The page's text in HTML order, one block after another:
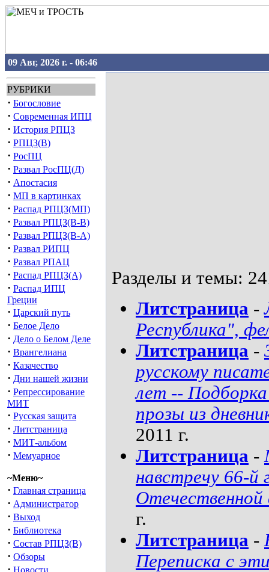
09 Авг, 2026 г. - 06:46
РУБРИКИ
· Богословие
· Современная ИПЦ
· История РПЦЗ
· РПЦЗ(В)
· РосПЦ
· Развал РосПЦ(Д)
· Апостасия
· МП в картинках
· Распад РПЦЗ(МП)
· Развал РПЦЗ(В-В)
· Развал РПЦЗ(В-А)
· Развал РИПЦ
· Развал РПАЦ
· Распад РПЦЗ(А)
· Распад ИПЦ
Греции
· Царский путь
· Белое Дело
· Дело о Белом Деле
· Врангелиана
· Казачество
· Дни нашей жизни
· Репрессирование
МИТ
· Русская защита
· Литстраница
· МИТ-альбом
· Мемуарное
~Меню~
· Главная страница
· Администратор
· Выход
· Библиотека
· Состав РПЦЗ(В)
· Обзоры
· Новости
Разделы и темы:
Литстраница -
Республика",
Литстраница -
русскому
лет --
прозы из
2011 г.
Литстраница -
навстречу 66-й
г.
Литстраница -
Переписка с